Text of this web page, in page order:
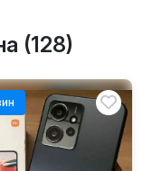
(128)